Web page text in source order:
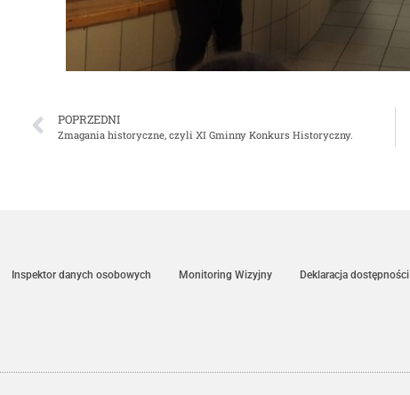
POPRZEDNI
Zmagania historyczne, czyli XI Gminny Konkurs Historyczny.
Inspektor danych osobowych Monitoring Wizyjny Deklaracja dostępności